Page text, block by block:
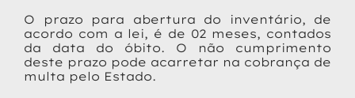
O prazo para abertura do inventário, de
acordo com a lei, é de 02 meses, contados
da data do óbito. O não cumprimento
deste prazo pode acarretar na cobrança de
multa pelo Estado.